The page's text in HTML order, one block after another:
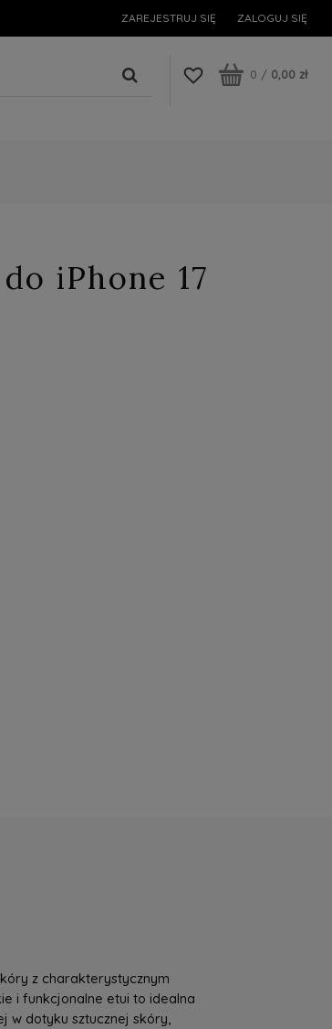
ZAREJESTRUJ SIĘ ZALOGUJ SIĘ
0 / 0,00 zł
iPhone 17
z charakterystycznym
i funkcjonalne etui to idealna
w dotyku sztucznej skóry,